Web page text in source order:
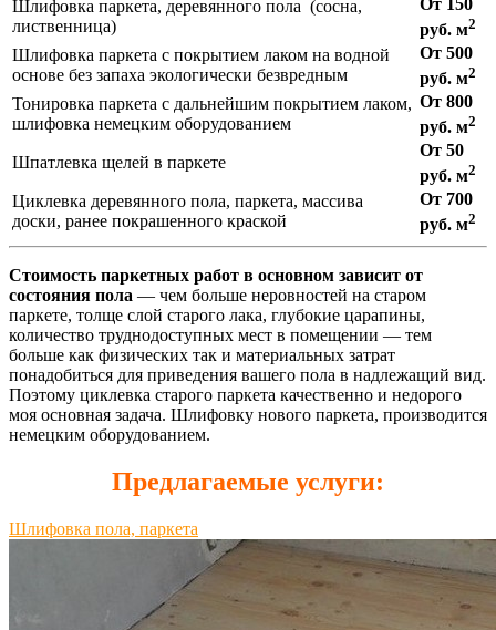
Шлифовка паркета, деревянного пола (сосна,
лиственница)
От 150
руб. м2
Шлифовка паркета с покрытием лаком на водной
основе без запаха экологически безвредным
От 500
руб. м2
Тонировка паркета с дальнейшим покрытием лаком,
шлифовка немецким оборудованием
От 800
руб. м2
Шпатлевка щелей в паркете
От 50
руб. м2
Циклевка деревянного пола, паркета, массива
доски, ранее покрашенного краской
От 700
руб. м2
Стоимость паркетных работ в основном зависит от
состояния пола — чем больше неровностей на старом
паркете, толще слой старого лака, глубокие царапины,
количество труднодоступных мест в помещении — тем
больше как физических так и материальных затрат
понадобиться для приведения вашего пола в надлежащий вид.
Поэтому циклевка старого паркета качественно и недорого
моя основная задача. Шлифовку нового паркета, производится
немецким оборудованием.
Предлагаемые услуги:
Шлифовка пола, паркета